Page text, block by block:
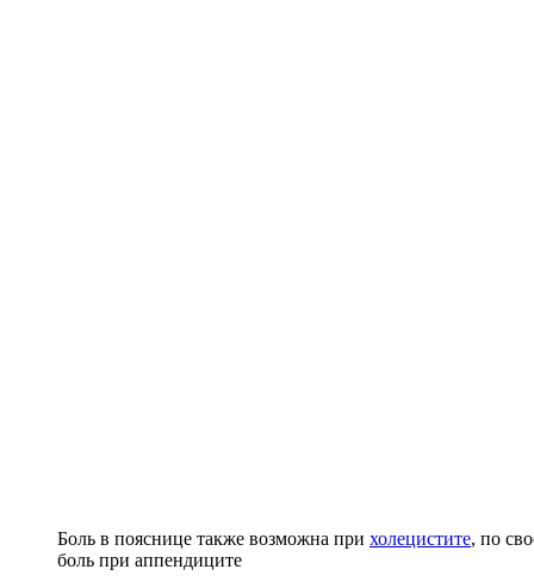
Боль в пояснице также возможна при холецистите, по
боль при аппендиците